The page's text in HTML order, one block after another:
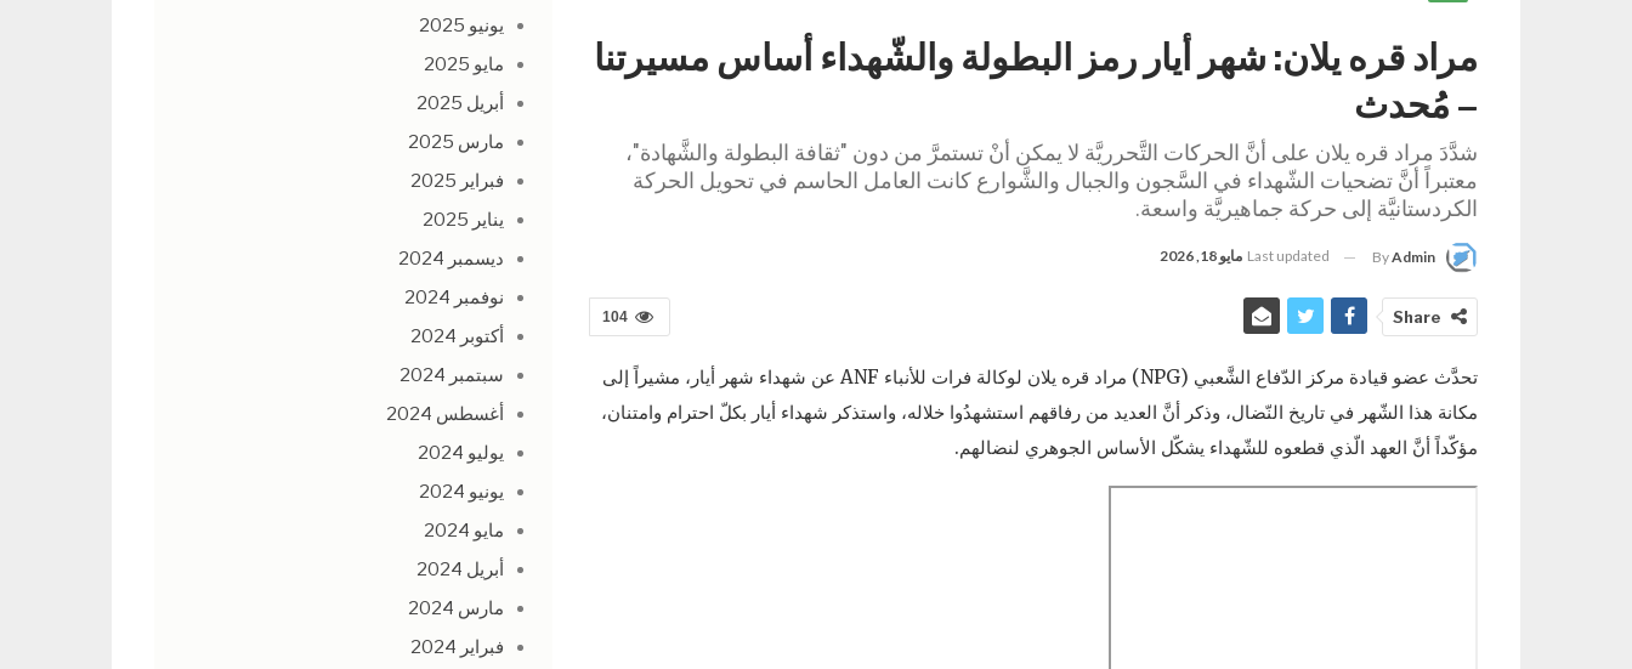
مراد قره يلان: شهر أيار رمز البطولة والشّهداء أساس مسيرتنا
– مُحدث
شدَّدَ مراد قره يلان على أنَّ الحركات التَّحرريَّة لا يمكن أنْ تستمرَّ من دون "ثقافة البطولة والشَّهادة"،
معتبراً أنَّ تضحيات الشّهداء في السَّجون والجبال والشَّوارع كانت العامل الحاسم في تحويل الحركة
الكردستانيَّة إلى حركة جماهيريَّة واسعة.
ByAdmin
Last updated مايو 18, 2026
104 Share
تحدَّث عضو قيادة مركز الدّفاع الشَّعبي (NPG) مراد قره يلان لوكالة فرات للأنباء ANF عن شهداء شهر أيار، مشيراً إلى
مكانة هذا الشّهر في تاريخ النّضال، وذكر أنَّ العديد من رفاقهم استشهدُوا خلاله، واستذكر شهداء أيار بكلّ احترام وامتنان،
مؤكّداً أنَّ العهد الّذي قطعوه للشّهداء يشكّل الأساس الجوهري لنضالهم.
يونيو 2025
مايو 2025
أبريل 2025
مارس 2025
فبراير 2025
يناير 2025
ديسمبر 2024
نوفمبر 2024
أكتوبر 2024
سبتمبر 2024
أغسطس 2024
يوليو 2024
يونيو 2024
مايو 2024
أبريل 2024
مارس 2024
فبراير 2024